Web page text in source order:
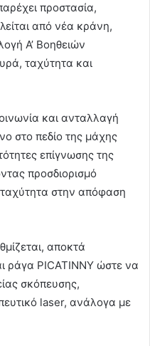
προστασία,
από νέα κράνη,
Α’ Βοηθειών
ταχύτητα και
και ανταλλαγή
στο πεδίο της μάχης
επίγνωσης της
προσδιορισμό
στην απόφαση
αποκτά
ράγα PICATINNY ώστε να
σκόπευσης,
laser, ανάλογα με